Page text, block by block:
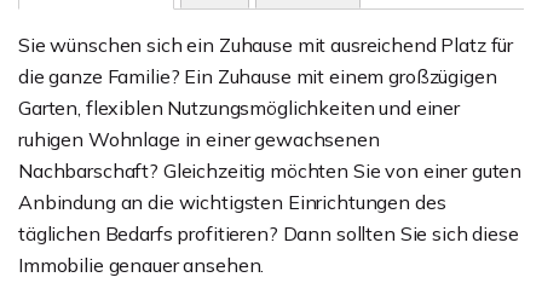
Sie wünschen sich ein Zuhause mit ausreichend Platz für
die ganze Familie? Ein Zuhause mit einem großzügigen
Garten, flexiblen Nutzungsmöglichkeiten und einer
ruhigen Wohnlage in einer gewachsenen
Nachbarschaft? Gleichzeitig möchten Sie von einer guten
Anbindung an die wichtigsten Einrichtungen des
täglichen Bedarfs profitieren? Dann sollten Sie sich diese
Immobilie genauer ansehen.